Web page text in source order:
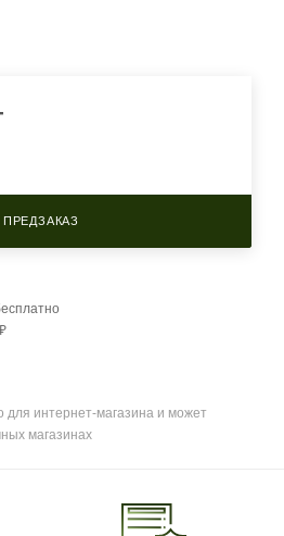
ПРЕДЗАКАЗ
для интернет-магазина и может
магазинах